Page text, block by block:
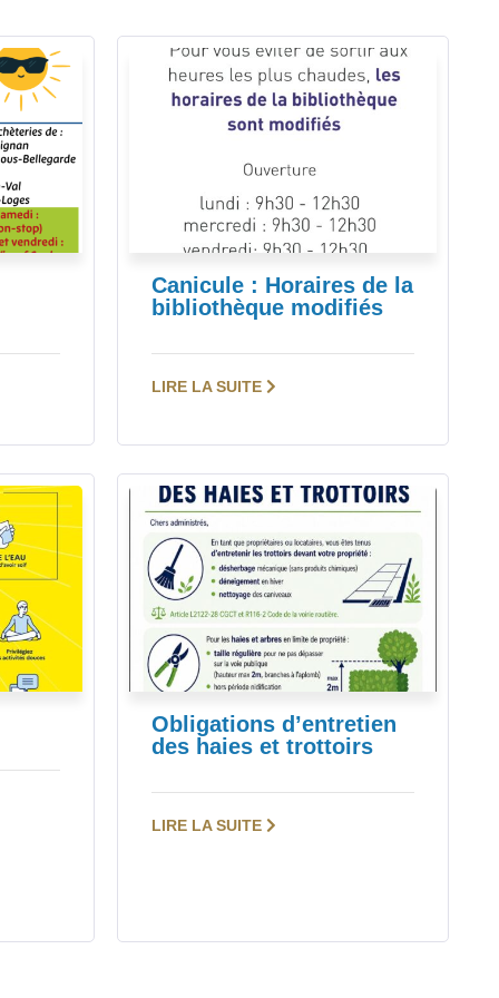
Canicule : Horaires de la
bibliothèque modifiés
LIRE LA SUITE
Obligations d’entretien
des haies et trottoirs
LIRE LA SUITE